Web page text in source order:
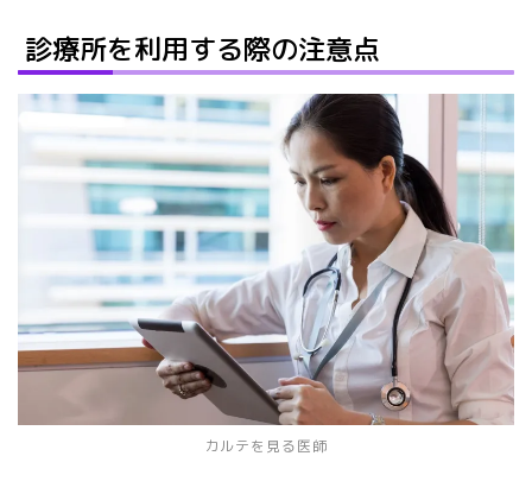
診療所を利用する際の注意点
カルテを見る医師